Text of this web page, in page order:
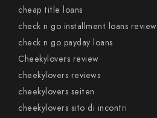
cheap title loans
check n go installment loans review
check n go payday loans
Cheekylovers review
cheekylovers reviews
cheekylovers seiten
cheekylovers sito di incontri